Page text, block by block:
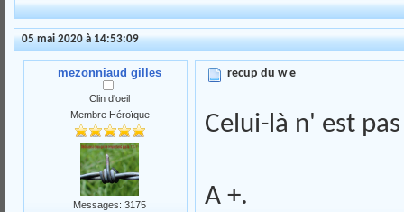
05 mai 2020 à 14:53:09
mezonniaud gilles
Clin d'oeil
Membre Héroïque
Messages: 3175
recup du w e
Celui-là n' est
A +.